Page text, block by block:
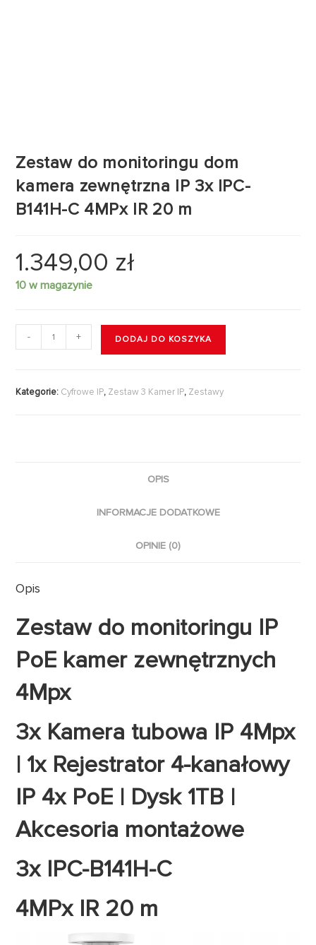
Zestaw do monitoringu dom
kamera zewnętrzna IP 3x IPC-
B141H-C 4MPx IR 20 m
1.349,00 zł
10 w magazynie
- + DODAJ DO KOSZYKA
Kategorie: Cyfrowe IP, Zestaw 3 Kamer IP, Zestawy
OPIS
INFORMACJE DODATKOWE
OPINIE (0)
Opis
Zestaw do monitoringu IP
PoE kamer zewnętrznych
4Mpx
3x Kamera tubowa IP 4Mpx
| 1x Rejestrator 4-kanałowy
IP 4x PoE | Dysk 1TB |
Akcesoria montażowe
3x IPC-B141H-C
4MPx IR 20 m